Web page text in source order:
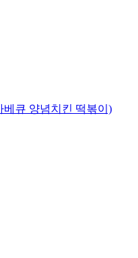
베큐 양념치킨 떡볶이)